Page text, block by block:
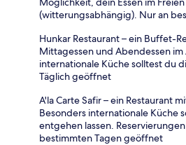
(witterungsabhängig). Nur an
Hunkar Restaurant – ein Buffet-
Mittagessen und Abendessen
internationale Küche solltest du
Täglich geöffnet
A'la Carte Safir – ein Restaurant
Besonders internationale Küche
entgehen lassen.
bestimmten Tagen geöffnet